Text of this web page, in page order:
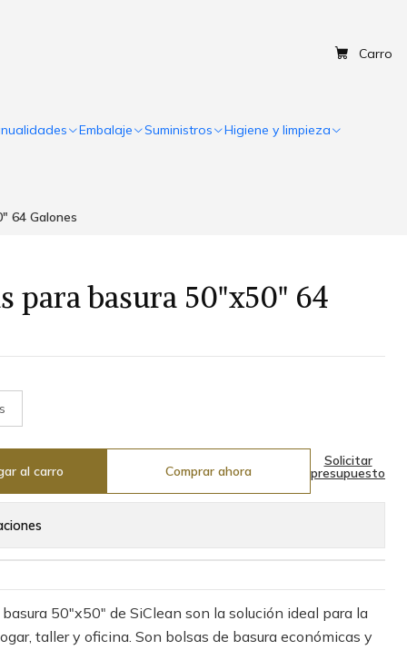
Carro
Embalaje Suministros Higiene y limpieza
64 Galones
para basura 50"x50" 64
al carro Comprar ahora
Solicitar
presupuesto
50"x50" de SiClean son la solución ideal para la
taller y oficina. Son bolsas de basura económicas y